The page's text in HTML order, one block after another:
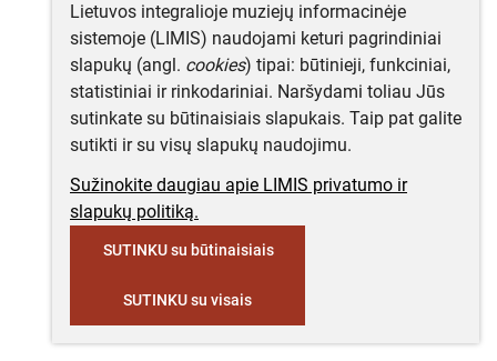
Lietuvos integralioje muziejų informacinėje
sistemoje (LIMIS) naudojami keturi pagrindiniai
slapukų (angl. cookies) tipai: būtinieji, funkciniai,
statistiniai ir rinkodariniai. Naršydami toliau Jūs
sutinkate su būtinaisiais slapukais. Taip pat galite
sutikti ir su visų slapukų naudojimu.
Sužinokite daugiau apie LIMIS privatumo ir
slapukų politiką.
SUTINKU su būtinaisiais
SUTINKU su visais